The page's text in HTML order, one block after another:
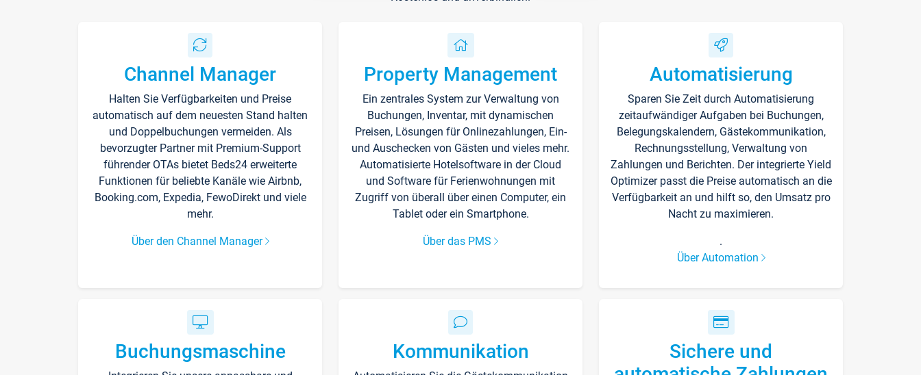
Channel Manager
Halten Sie Verfügbarkeiten und Preise
automatisch auf dem neuesten Stand halten
und Doppelbuchungen vermeiden. Als
bevorzugter Partner mit Premium-Support
führender OTAs bietet Beds24 erweiterte
Funktionen für beliebte Kanäle wie Airbnb,
Booking.com, Expedia, FewoDirekt und viele
mehr.
Über den Channel Manager
Property Management
Ein zentrales System zur Verwaltung von
Buchungen, Inventar, mit dynamischen
Preisen, Lösungen für Onlinezahlungen, Ein-
und Auschecken von Gästen und vieles mehr.
Automatisierte Hotelsoftware in der Cloud
und Software für Ferienwohnungen mit
Zugriff von überall über einen Computer, ein
Tablet oder ein Smartphone.
Über das PMS
Automatisierung
Sparen Sie Zeit durch Automatisierung
zeitaufwändiger Aufgaben bei Buchungen,
Belegungskalendern, Gästekommunikation,
Rechnungsstellung, Verwaltung von
Zahlungen und Berichten. Der integrierte Yield
Optimizer passt die Preise automatisch an die
Verfügbarkeit an und hilft so, den Umsatz pro
Nacht zu maximieren.
.
Über Automation
Buchungsmaschine Kommunikation
Sichere und